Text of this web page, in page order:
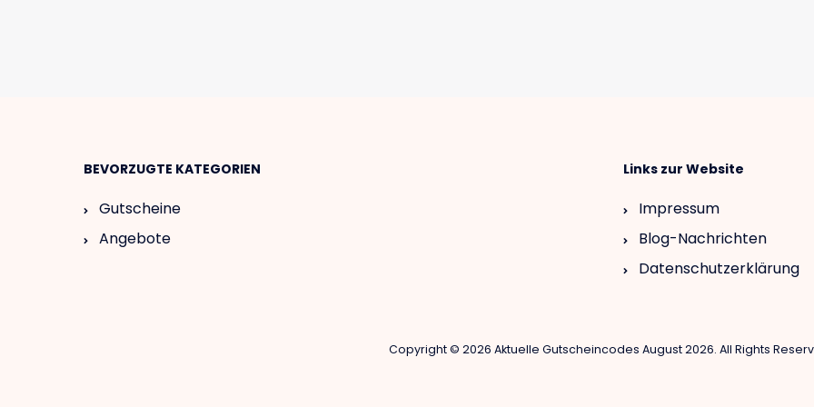
BEVORZUGTE KATEGORIEN
Gutscheine
Angebote
Links zur Website
Impressum
Blog-Nachrichten
Datenschutzerklärung
Copyright © 2026 Aktuelle Gutscheincodes August 2026. All Rights